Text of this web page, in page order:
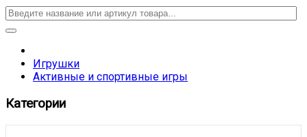
Игрушки
Активные и спортивные игры
Категории